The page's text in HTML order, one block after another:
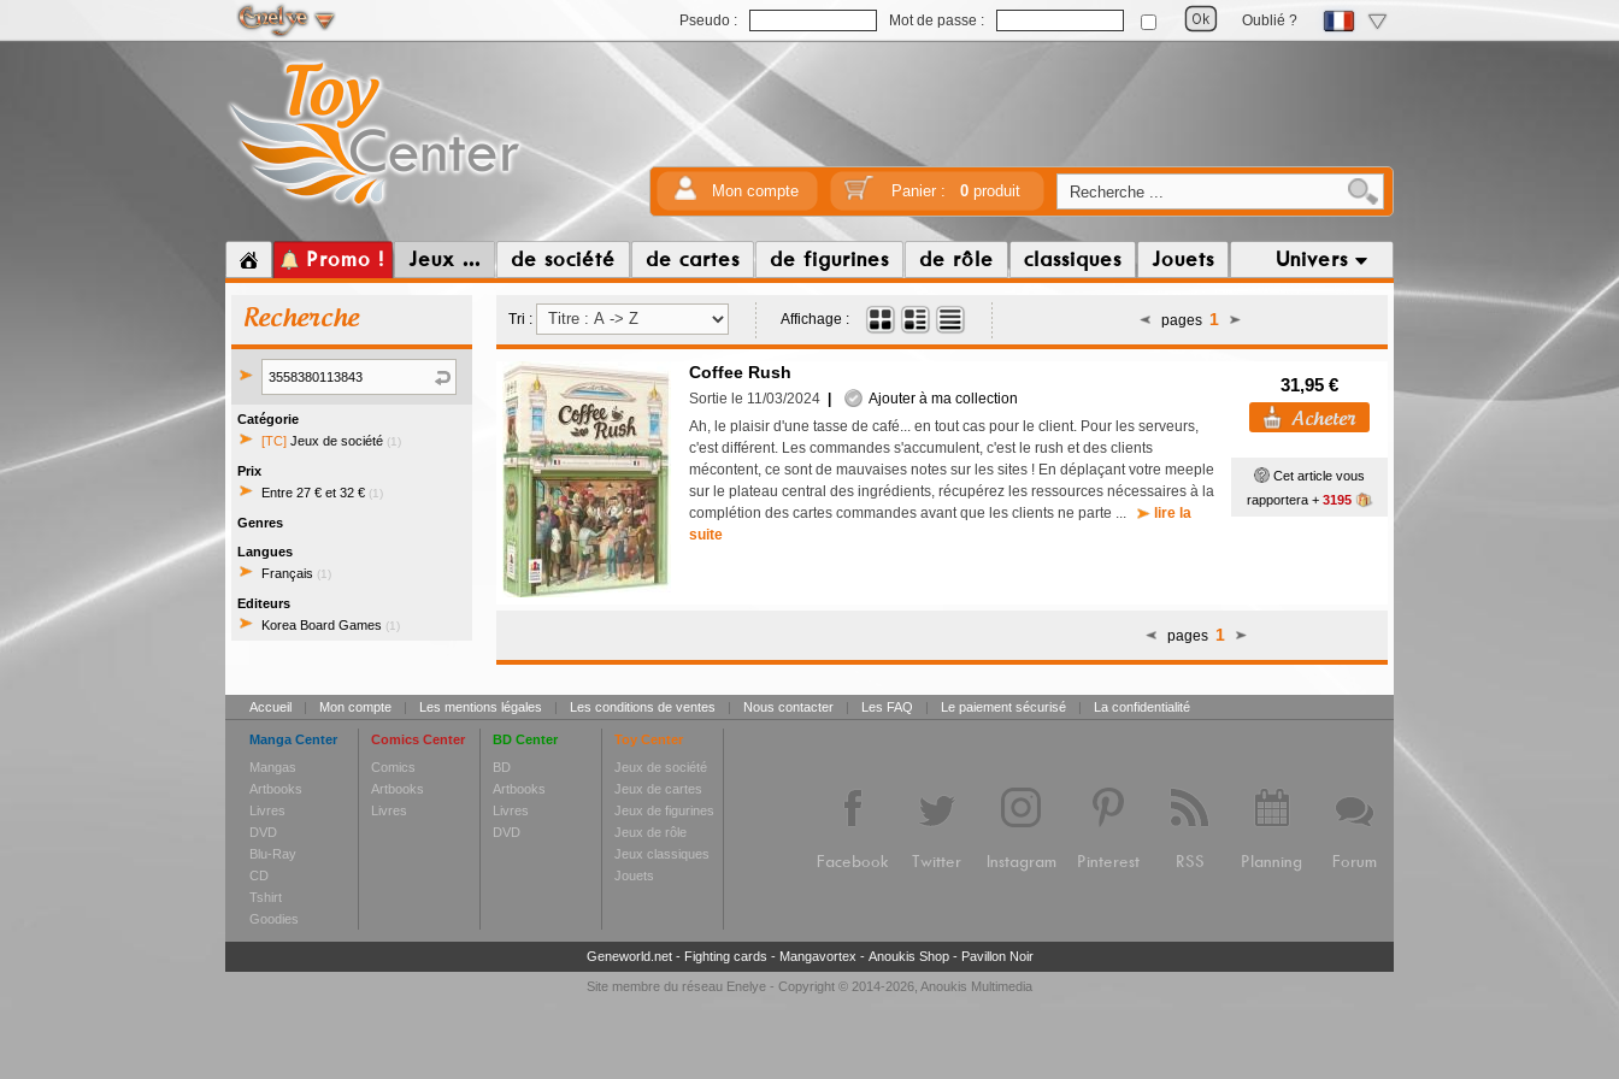
Pseudo : Mot de passe : Oublié ?
Mon compte Panier : 0produit
Promo ! Jeux ... de société de cartes de figurines de rôle classiques Jouets Univers
Recherche
Catégorie
[TC] Jeux de société (1)
Prix
Entre 27 € et 32 € (1)
Genres
Langues
Français (1)
Editeurs
Korea Board Games (1)
Tri : Affichage : pages 1
Coffee Rush
Sortie le 11/03/2024
Ajouter à ma collection
Ah, le plaisir d'une tasse de café... en tout cas pour le client. Pour les serveurs,
c'est différent. Les commandes s'accumulent, c'est le rush et des clients
mécontent, ce sont de mauvaises notes sur les sites ! En déplaçant votre meeple
sur le plateau central des ingrédients, récupérez les ressources nécessaires à la
complétion des cartes commandes avant que les clients ne parte ...
lire la
suite
31,95 €
Cet article vous
rapportera + 3195
pages 1
Accueil | Mon compte | Les mentions légales | Les conditions de ventes | Nous contacter | Les FAQ | Le paiement sécurisé | La confidentialité
Manga Center
Mangas
Artbooks
Livres
DVD
Blu-Ray
CD
Tshirt
Goodies
Comics Center
Comics
Artbooks
Livres
BD Center
BD
Artbooks
Livres
DVD
Toy Center
Jeux de société
Jeux de cartes
Jeux de figurines
Jeux de rôle
Jeux classiques
Jouets
Facebook Twitter Instagram Pinterest RSS Planning Forum
Geneworld.net- Fighting cards - Mangavortex - Anoukis Shop- Pavillon Noir
Site membre du réseau Enelye - Copyright © 2014-2026, Anoukis Multimedia